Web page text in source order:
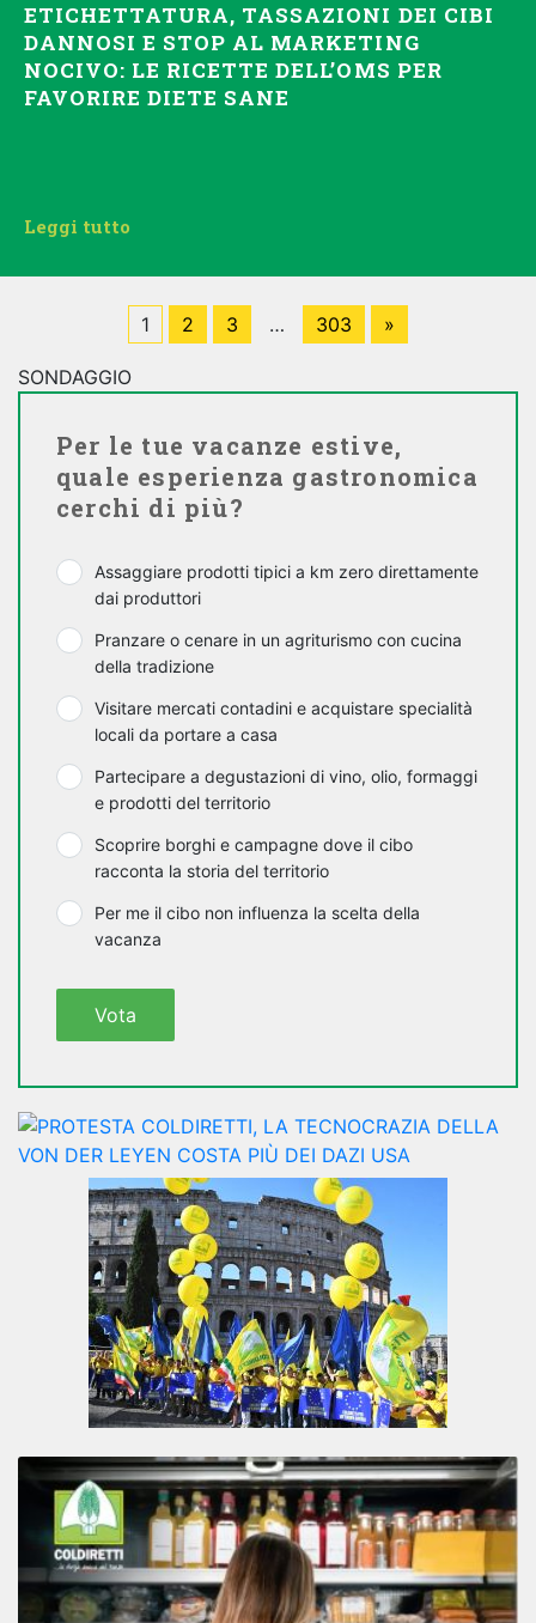
ETICHETTATURA, TASSAZIONI DEI CIBI
DANNOSI E STOP AL MARKETING
NOCIVO: LE RICETTE DELL’OMS PER
FAVORIRE DIETE SANE
Leggi tutto
1 2 3 … 303 »
SONDAGGIO
Per le tue vacanze estive,
quale esperienza gastronomica
cerchi di più?
Assaggiare prodotti tipici a km zero direttamente
dai produttori
Pranzare o cenare in un agriturismo con cucina
della tradizione
Visitare mercati contadini e acquistare specialità
locali da portare a casa
Partecipare a degustazioni di vino, olio, formaggi
e prodotti del territorio
Scoprire borghi e campagne dove il cibo
racconta la storia del territorio
Per me il cibo non influenza la scelta della
vacanza
Vota